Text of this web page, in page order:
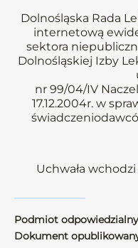
Dolnośląska Rada
internetową
sektora
Dolnośląskiej Izby
nr 99/04/IV
17.12.2004r. w
Uchwała
Podmiot
Dokument